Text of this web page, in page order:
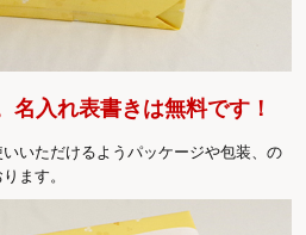
名入れ表書きは無料です！
いただけるようパッケージや包装、の
ます。